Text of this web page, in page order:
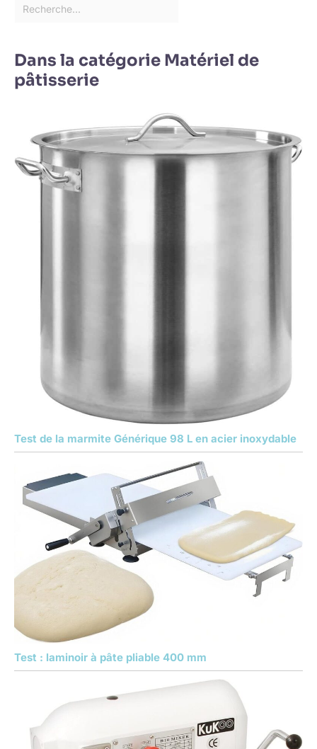
Dans la catégorie Matériel de
pâtisserie
Test de la marmite Générique 98 L en acier inoxydable
Test : laminoir à pâte pliable 400 mm